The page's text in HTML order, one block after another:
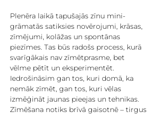
Plenēra laikā tapušajās zīnu mini-
grāmatās satiksies novērojumi, krāsas,
zīmējumi, kolāžas un spontānas
piezīmes. Tas būs radošs process, kurā
svarīgākais nav zīmētprasme, bet
vēlme pētīt un eksperimentēt.
Iedrošināsim gan tos, kuri domā, ka
nemāk zīmēt, gan tos, kuri vēlas
izmēģināt jaunas pieejas un tehnikas.
Zīmēšana notiks brīvā gaisotnē – tirgus